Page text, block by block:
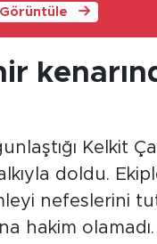
Kelkit
doldu.
nefeslerini
hakim